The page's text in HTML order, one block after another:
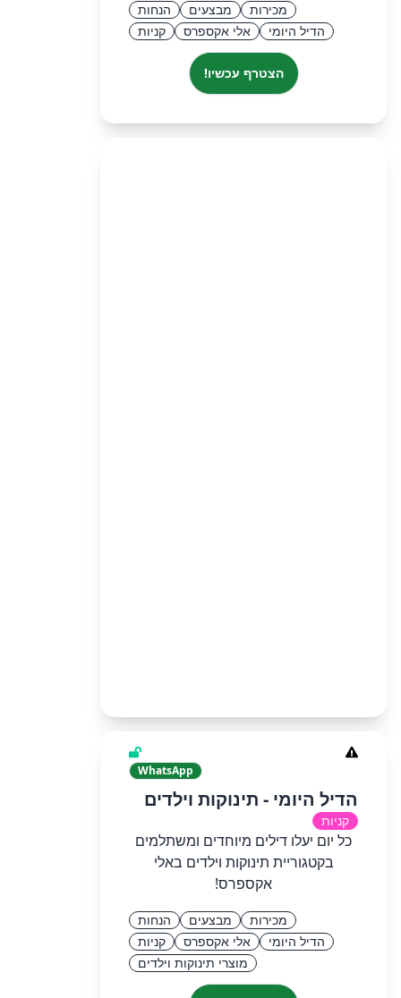
מכירות מבצעים
הנחות
הדיל היומי
אלי אקספרס קניות
הצטרף עכשיו!
WhatsApp
הדיל היומי - תינוקות וילדים
קניות
כל יום יעלו דילים מיוחדים ומשתלמים
בקטגוריית תינוקות וילדים באלי
אקספרס!
מכירות מבצעים
הנחות
הדיל היומי
אלי אקספרס
קניות
מוצרי תינוקות וילדים